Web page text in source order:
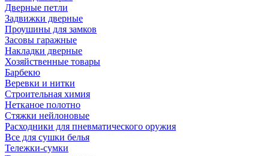
Дверные петли
Задвижки дверные
Проушины для замков
Засовы гаражные
Накладки дверные
Хозяйственные товары
Барбекю
Веревки и нитки
Строительная химия
Нетканое полотно
Стяжки нейлоновые
Расходники для пневматического оружия
Все для сушки белья
Тележки-сумки